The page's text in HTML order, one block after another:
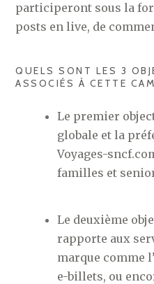
participeront sous la
posts en live, de
QUELS SONT LES 3
ASSOCIÉS À CETTE
Le premier
globale et la
Voyages-
familles et
Le deuxième
rapporte aux
marque comme
e-billets, ou